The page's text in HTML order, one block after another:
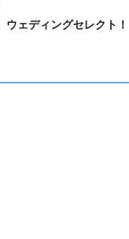
ウェディングセレクト！